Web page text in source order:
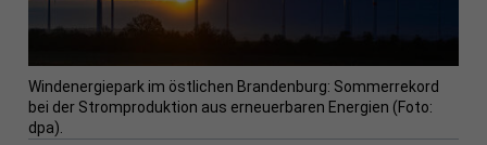
Windenergiepark im östlichen Brandenburg: Sommerrekord
bei der Stromproduktion aus erneuerbaren Energien (Foto:
dpa).